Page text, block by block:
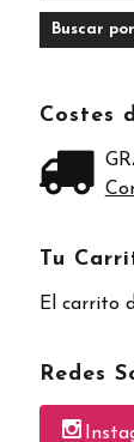
Costes
Tu
El carrito
Redes